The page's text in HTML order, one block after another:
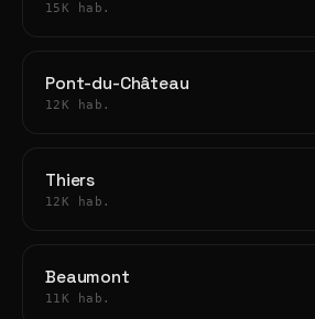
15K hab.
Pont-du-Château
12K hab.
Thiers
12K hab.
Beaumont
11K hab.